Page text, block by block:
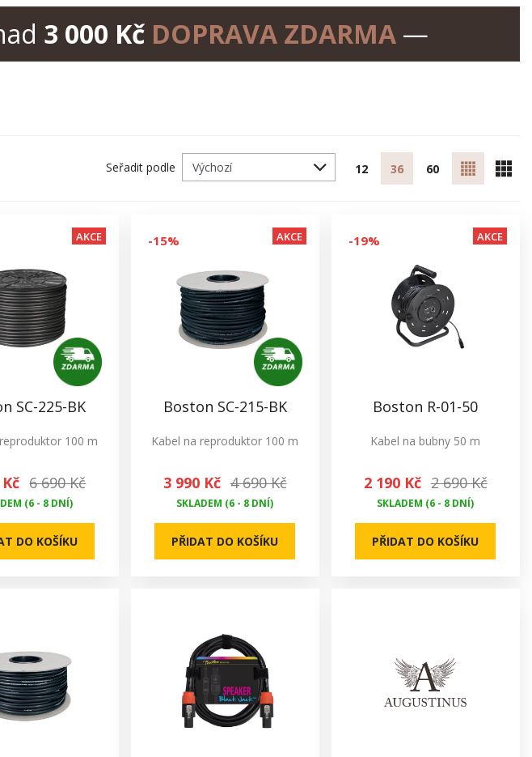
3 000 Kč DOPRAVA ZDARMA—
Seřadit podle 12 36 60
AKCE
SC-225-BK
100 m
6 690 Kč
(6 - 8 DNÍ)
DO KOŠÍKU
-15% AKCE
Boston SC-215-BK
Kabel na reproduktor 100 m
3 990 Kč 4 690 Kč
SKLADEM (6 - 8 DNÍ)
PŘIDAT DO KOŠÍKU
-19% AKCE
Boston R-01-50
Kabel na bubny 50 m
2 190 Kč 2 690 Kč
SKLADEM (6 - 8 DNÍ)
PŘIDAT DO KOŠÍKU